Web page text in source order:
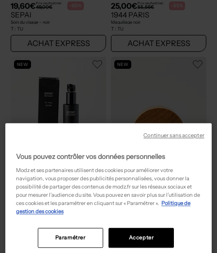
19,60€Prix neuf estimé :
49,00€ -60%
SEPAI
Soin du visage - noir
T : TU
ACHAT EXPRESS
25,00€Prix neuf estimé :
55,56€ -55%
1944 PARIS
Maquillage noir
T : TU
ACHAT EXPRESS
NEW
Seconde main
75,15€ Prix neuf estimé :
167,00€ -55%
SEPAI
Soin du visage noir
ACHAT EXPRESS
NEW
Seconde main
14,40€ Prix neuf estimé :
36,00€ -60%
FRED MECENE
ACHAT EXPRESS
Vous pouvez contrôler vos données personnelles
Modz et ses partenaires utilisent des cookies pour améliorer votre
navigation, vous proposer des publicités personnalisées, vous donner la
possibilité de partager des contenus de modz.fr sur les réseaux sociaux et
pour mesurer l’audience du site. Vous pouvez en savoir plus sur l’utilisation de
ces cookies et les paramétrer en cliquant sur « Paramétrer ». Politique de
gestion des cookies
Accepter
Paramétrer
Continuer sans accepter